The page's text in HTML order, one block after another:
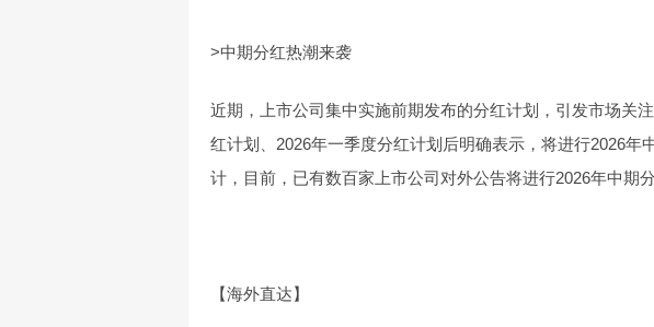
>中期分红热潮来袭
近期，上市公司集中实施前期发布的分红计划，引发市场关
红计划、2026年一季度分红计划后明确表示，将进行2026年
计，目前，已有数百家上市公司对外公告将进行2026年中期
【海外直达】